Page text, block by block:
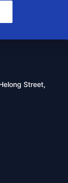
Street,